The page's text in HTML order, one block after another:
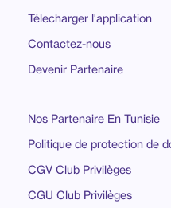
Télecharger l'application
Contactez-nous
Devenir Partenaire
Nos Partenaire En Tunisie
Politique de protection de
CGV Club Privilèges
CGU Club Privilèges